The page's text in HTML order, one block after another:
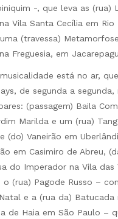
-, que leva as
Vila Santa Cecília em
(travessa)
Freguesia, em
está no ar,
de segunda a
(passagem) Baila
Marilda e um (rua)
Vaneirão em
em Casimiro de Abreu,
do Imperador na Vila
o (rua) Pagode Russo –
e a (rua da) Batucada
de Haia em São Paulo –